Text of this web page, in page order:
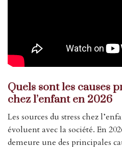
Quels sont les causes
chez l’enfant en 2026
Les sources du stress chez
évoluent avec la société. En
demeure une des principales